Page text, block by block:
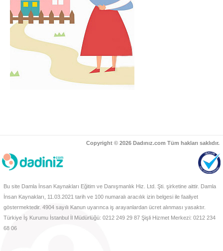
Copyright © 2026 Dadınız.com Tüm hakları saklıdır.
Bu site Damla İnsan Kaynakları Eğitim ve Danışmanlık Hiz. Ltd. Şti. şirketine aittir. Damla
İnsan Kaynakları, 11.03.2021 tarih ve 100 numaralı aracılık izin belgesi ile faaliyet
göstermektedir. 4904 sayılı Kanun uyarınca iş arayanlardan ücret alınması yasaktır.
Türkiye İş Kurumu İstanbul İl Müdürlüğü: 0212 249 29 87 Şişli Hizmet Merkezi: 0212 234
68 06